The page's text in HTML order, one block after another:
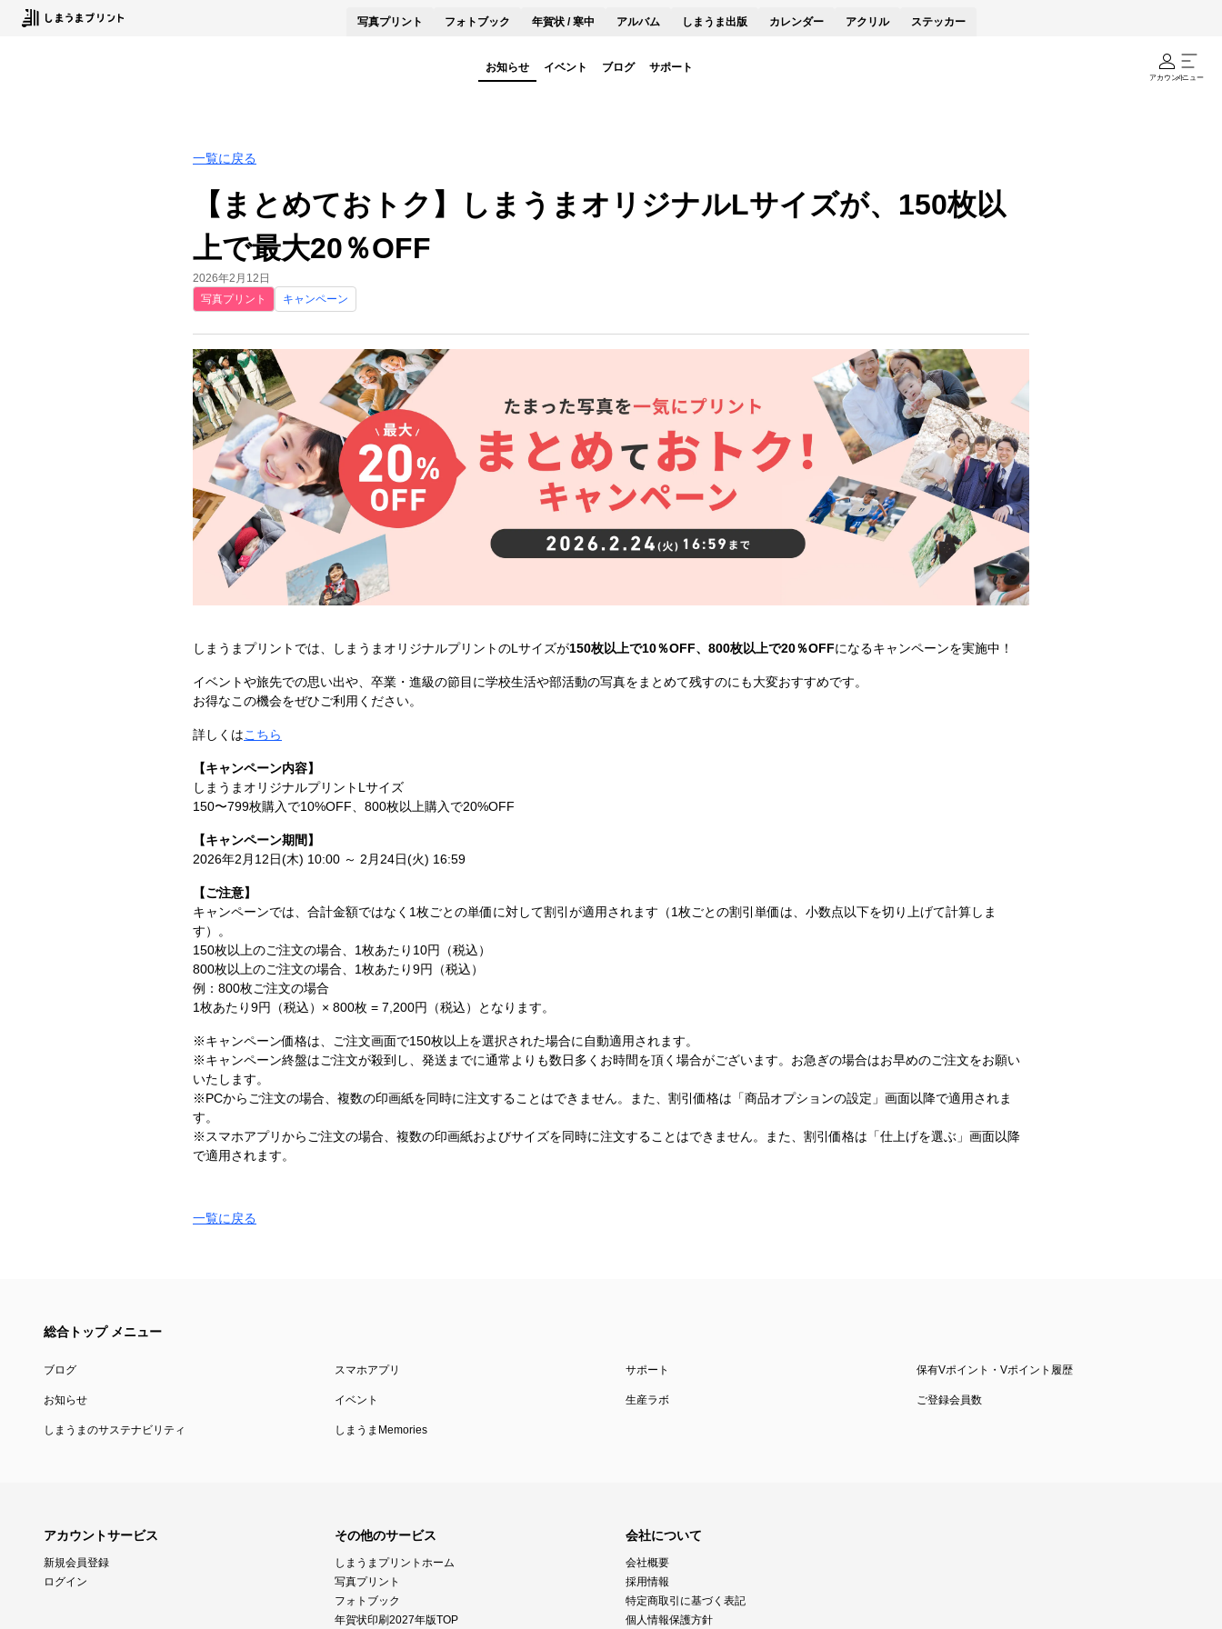
写真プリント フォトブック 年賀状 / 寒中 アルバム しまうま出版 カレンダー アクリル ステッカー
お知らせ イベント ブログ サポート
アカウントメニュー
一覧に戻る
【まとめておトク】しまうまオリジナルLサイズが、150枚以
上で最大20％OFF
2026年2月12日
写真プリント
キャンペーン
しまうまプリントでは、しまうまオリジナルプリントのLサイズが150枚以上で10％OFF、800枚以上で20％OFFになるキャンペーンを実施中！
イベントや旅先での思い出や、卒業・進級の節目に学校生活や部活動の写真をまとめて残すのにも大変おすすめです。
お得なこの機会をぜひご利用ください。
詳しくはこちら
【キャンペーン内容】
しまうまオリジナルプリントLサイズ
150〜799枚購入で10%OFF、800枚以上購入で20%OFF
【キャンペーン期間】
2026年2月12日(木) 10:00 ～ 2月24日(火) 16:59
【ご注意】
キャンペーンでは、合計金額ではなく1枚ごとの単価に対して割引が適用されます（1枚ごとの割引単価は、小数点以下を切り上げて計算しま
す）。
150枚以上のご注文の場合、1枚あたり10円（税込）
800枚以上のご注文の場合、1枚あたり9円（税込）
例：800枚ご注文の場合
1枚あたり9円（税込）× 800枚 = 7,200円（税込）となります。
※キャンペーン価格は、ご注文画面で150枚以上を選択された場合に自動適用されます。
※キャンペーン終盤はご注文が殺到し、発送までに通常よりも数日多くお時間を頂く場合がございます。お急ぎの場合はお早めのご注文をお願い
いたします。
※PCからご注文の場合、複数の印画紙を同時に注文することはできません。また、割引価格は「商品オプションの設定」画面以降で適用されま
す。
※スマホアプリからご注文の場合、複数の印画紙およびサイズを同時に注文することはできません。また、割引価格は「仕上げを選ぶ」画面以降
で適用されます。
一覧に戻る
総合トップ メニュー
ブログ スマホアプリ サポート 保有Vポイント・Vポイント履歴
お知らせ イベント 生産ラボ ご登録会員数
しまうまのサステナビリティ しまうまMemories
アカウントサービス
新規会員登録
ログイン
その他のサービス
しまうまプリントホーム
写真プリント
フォトブック
年賀状印刷2027年版TOP
会社について
会社概要
採用情報
特定商取引に基づく表記
個人情報保護方針